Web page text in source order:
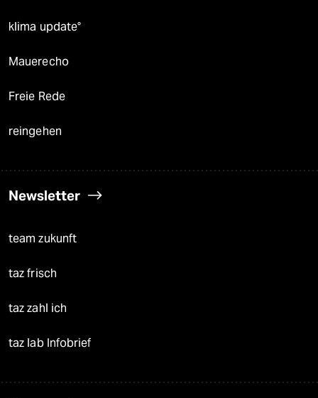
klima update°
Mauerecho
Freie Rede
reingehen
Newsletter
team zukunft
taz frisch
taz zahl ich
taz lab Infobrief